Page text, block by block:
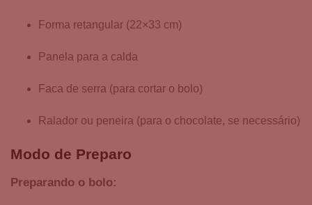
Forma retangular (22×33 cm)
Panela para a calda
Faca de serra (para cortar o bolo)
Ralador ou peneira (para o chocolate, se necessário)
Modo de Preparo
Preparando o bolo: